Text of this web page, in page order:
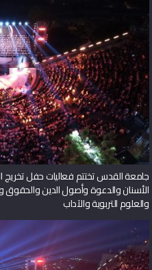
جامعة القدس تختتم فعاليات حفل تخريج
الأسنان والدعوة وأصول الدين والحقوق
والعلوم التربوية والآداب